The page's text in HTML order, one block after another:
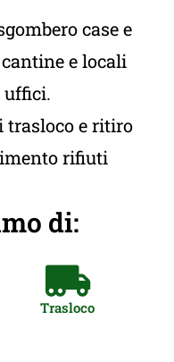
case e
e locali
uffici.
trasloco e ritiro
rifiuti
di:
Trasloco